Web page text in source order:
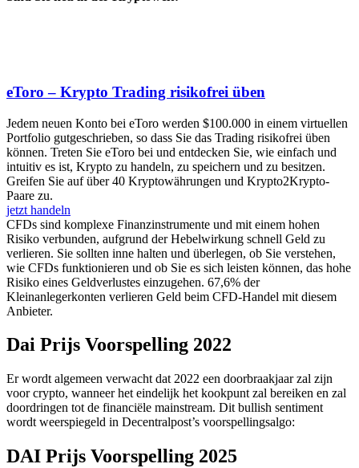
eToro – Krypto Trading risikofrei üben
Jedem neuen Konto bei eToro werden $100.000 in einem virtuellen
Portfolio gutgeschrieben, so dass Sie das Trading risikofrei üben
können. Treten Sie eToro bei und entdecken Sie, wie einfach und
intuitiv es ist, Krypto zu handeln, zu speichern und zu besitzen.
Greifen Sie auf über 40 Kryptowährungen und Krypto2Krypto-
Paare zu.
jetzt handeln
CFDs sind komplexe Finanzinstrumente und mit einem hohen
Risiko verbunden, aufgrund der Hebelwirkung schnell Geld zu
verlieren. Sie sollten inne halten und überlegen, ob Sie verstehen,
wie CFDs funktionieren und ob Sie es sich leisten können, das hohe
Risiko eines Geldverlustes einzugehen. 67,6% der
Kleinanlegerkonten verlieren Geld beim CFD-Handel mit diesem
Anbieter.
Dai Prijs Voorspelling 2022
Er wordt algemeen verwacht dat 2022 een doorbraakjaar zal zijn
voor crypto, wanneer het eindelijk het kookpunt zal bereiken en zal
doordringen tot de financiële mainstream. Dit bullish sentiment
wordt weerspiegeld in Decentralpost’s voorspellingsalgo:
DAI Prijs Voorspelling 2025